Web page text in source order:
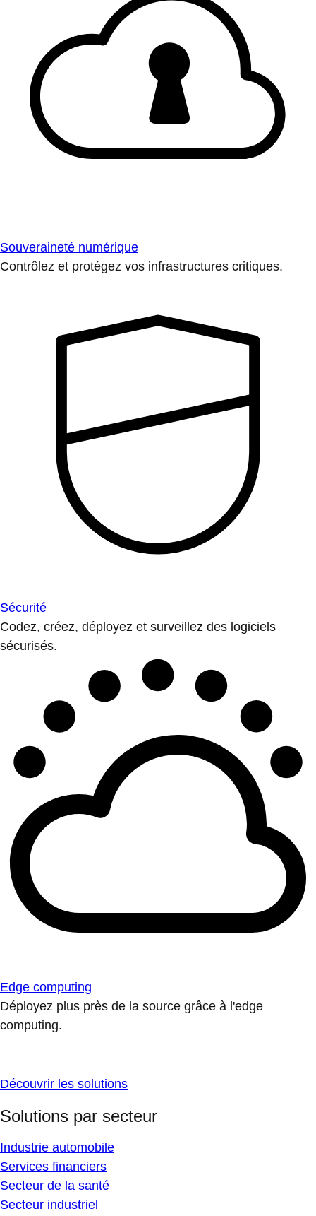
Souveraineté numérique
Contrôlez et protégez vos infrastructures critiques.
Sécurité
Codez, créez, déployez et surveillez des logiciels
sécurisés.
Edge computing
Déployez plus près de la source grâce à l'edge
computing.
Découvrir les solutions
Solutions par secteur
Industrie automobile
Services financiers
Secteur de la santé
Secteur industriel